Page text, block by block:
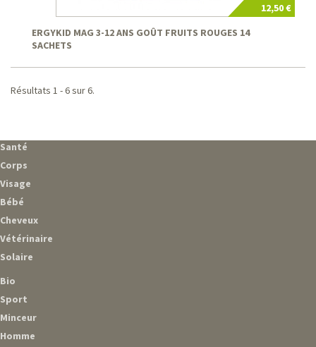
12,50 €
ERGYKID MAG 3-12 ANS GOÛT FRUITS ROUGES 14
SACHETS
Résultats 1 - 6 sur 6.
Santé
Corps
Visage
Bébé
Cheveux
Vétérinaire
Solaire
Bio
Sport
Minceur
Homme